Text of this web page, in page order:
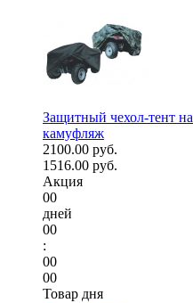
Защитный чехол-тент
камуфляж
2100.00 руб.
1516.00 руб.
Акция
00
дней
00
:
00
00
Товар дня